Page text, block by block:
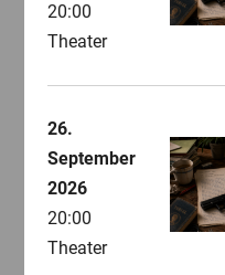
20:00
Theater
26.
September
2026
20:00
Theater